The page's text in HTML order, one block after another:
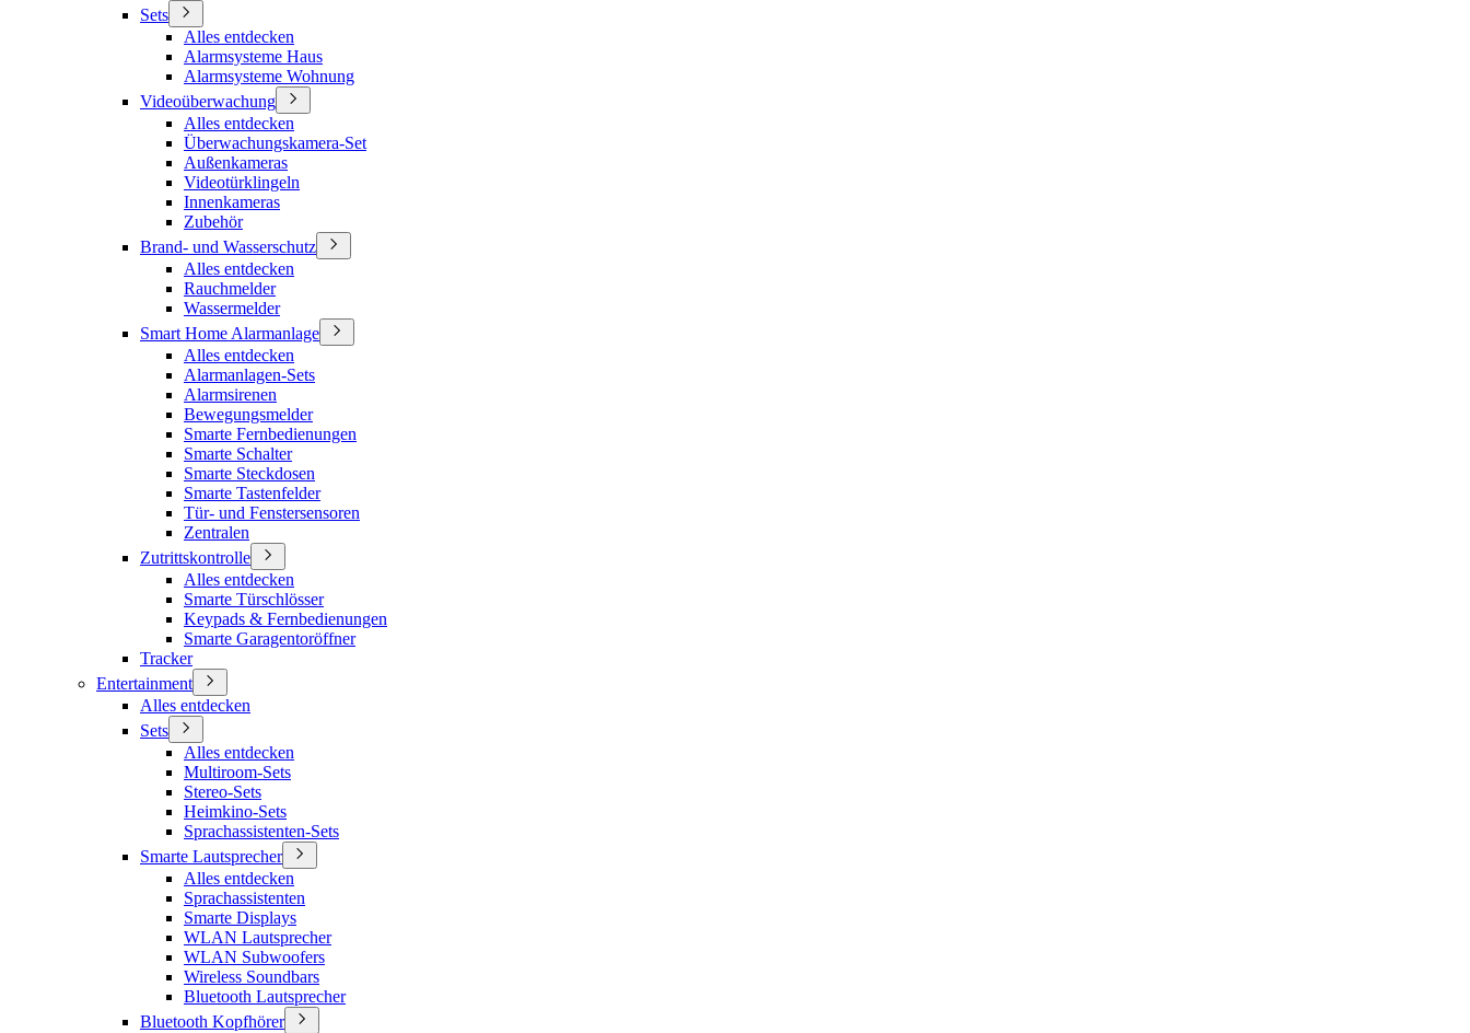
Sets
Alles entdecken
Alarmsysteme Haus
Alarmsysteme Wohnung
Videoüberwachung
Alles entdecken
Überwachungskamera-Set
Außenkameras
Videotürklingeln
Innenkameras
Zubehör
Brand- und Wasserschutz
Alles entdecken
Rauchmelder
Wassermelder
Smart Home Alarmanlage
Alles entdecken
Alarmanlagen-Sets
Alarmsirenen
Bewegungsmelder
Smarte Fernbedienungen
Smarte Schalter
Smarte Steckdosen
Smarte Tastenfelder
Tür- und Fenstersensoren
Zentralen
Zutrittskontrolle
Alles entdecken
Smarte Türschlösser
Keypads & Fernbedienungen
Smarte Garagentoröffner
Tracker
Entertainment
Alles entdecken
Sets
Alles entdecken
Multiroom-Sets
Stereo-Sets
Heimkino-Sets
Sprachassistenten-Sets
Smarte Lautsprecher
Alles entdecken
Sprachassistenten
Smarte Displays
WLAN Lautsprecher
WLAN Subwoofers
Wireless Soundbars
Bluetooth Lautsprecher
Bluetooth Kopfhörer